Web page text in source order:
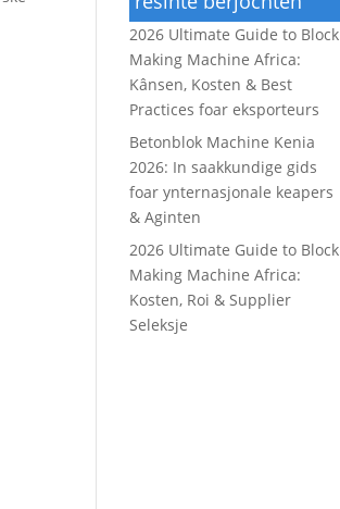
2026 Ultimate Guide to Block
Making Machine Africa:
Kânsen, Kosten & Best
Practices foar eksporteurs
Betonblok Machine Kenia
2026: In saakkundige gids
foar ynternasjonale keapers
& Aginten
2026 Ultimate Guide to Block
Making Machine Africa:
Kosten, Roi & Supplier
Seleksje